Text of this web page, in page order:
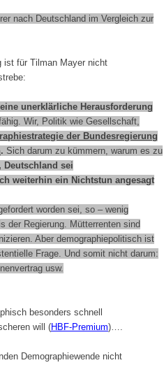
nach Deutschland im Vergleich zur
ist für Tilman Mayer nicht
unerklärliche Herausforderung
Wir, Politik wie Gesellschaft,
der Bundesregierung
. Sich darum zu kümmern, warum es zu
Deutschland sei
weiterhin ein Nichtstun angesagt
worden sei, so – wenig
der Regierung. Mütterrenten sind
Aber demographiepolitisch ist
Frage. Und somit nicht darum:
usw.
besonders schnell
will (HBF-Premium)….
Demographiewende nicht